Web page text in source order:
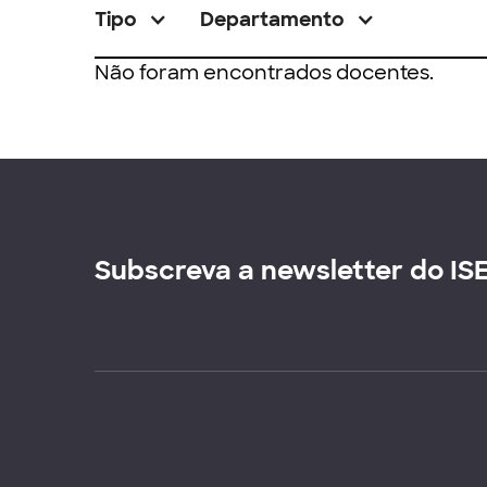
Tipo Departamento
Não foram encontrados docentes.
Subscreva a newsletter do